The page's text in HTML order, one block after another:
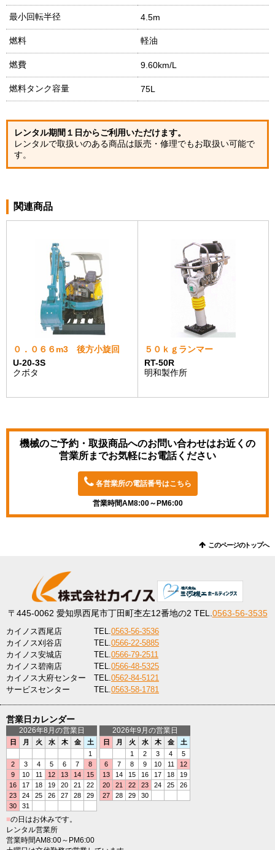
最小回転半径 4.5m
燃料 軽油
燃費 9.60km/L
燃料タンク容量 75L
レンタル期間１日からご利用いただけます。
レンタルで取扱いのある商品は販売・修理でもお取扱い可能で
す。
関連商品
０．０６６m3 後方小旋回
U-20-3S
クボタ
５０ｋｇランマー
RT-50R
明和製作所
機械のご予約・取扱商品へのお問い合わせはお近くの
営業所までお気軽にお電話ください
各営業所の電話番号はこちら
営業時間AM8:00～PM6:00
このページのトップへ
〒445-0062 愛知県西尾市丁田町杢左12番地の2 TEL. 0563-56-3535
カイノス西尾店 TEL.0563-56-3536
カイノス刈谷店
TEL.0566-22-5885
カイノス安城店
TEL.0566-79-2511
カイノス碧南店
TEL.0566-48-5325
カイノス大府センター
TEL.0562-84-5121
サービスセンター
TEL.0563-58-1781
営業日カレンダー
2026年8月の営業日
日 月 火 水 木 金
土
1
2
3 4 5 6 7
8
9
10 11 12 13 14
15
16
17 18 19 20 21
22
23
24 25 26 27 28
29
30
31
2026年9月の営業日
日 月 火 水 木 金
土
1
2 3 4
5
6
7 8 9 10 11
12
13
14 15 16 17 18
19
20
21 22 23 24 25
26
27
28 29 30
■の日はお休みです。
レンタル営業所
営業時間AM8:00～PM6:00